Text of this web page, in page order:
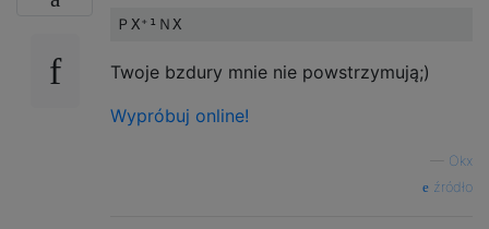
Twoje bzdury mnie nie powstrzymują;)
Wypróbuj online!
Okx
źródło